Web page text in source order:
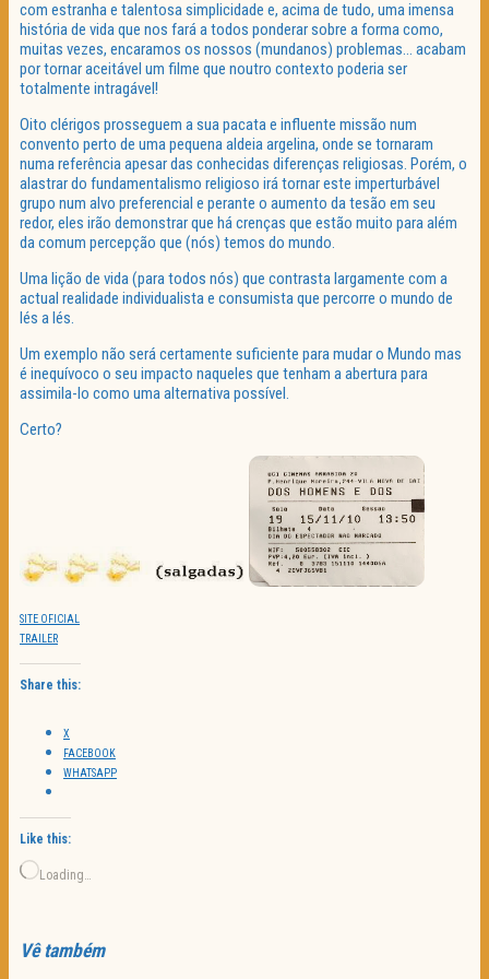
com estranha e talentosa simplicidade e, acima de tudo, uma imensa
história de vida que nos fará a todos ponderar sobre a forma como,
muitas vezes, encaramos os nossos (mundanos) problemas… acabam
por tornar aceitável um filme que noutro contexto poderia ser
totalmente intragável!
Oito clérigos prosseguem a sua pacata e influente missão num
convento perto de uma pequena aldeia argelina, onde se tornaram
numa referência apesar das conhecidas diferenças religiosas. Porém, o
alastrar do fundamentalismo religioso irá tornar este imperturbável
grupo num alvo preferencial e perante o aumento da tesão em seu
redor, eles irão demonstrar que há crenças que estão muito para além
da comum percepção que (nós) temos do mundo.
Uma lição de vida (para todos nós) que contrasta largamente com a
actual realidade individualista e consumista que percorre o mundo de
lés a lés.
Um exemplo não será certamente suficiente para mudar o Mundo mas
é inequívoco o seu impacto naqueles que tenham a abertura para
assimila-lo como uma alternativa possível.
Certo?
SITE OFICIAL
TRAILER
Share this:
X
FACEBOOK
WHATSAPP
Like this:
Loading…
Vê também